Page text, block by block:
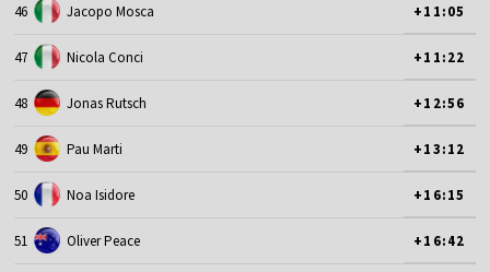
46 Jacopo Mosca +11:05
47 Nicola Conci +11:22
48 Jonas Rutsch +12:56
49 Pau Marti +13:12
50 Noa Isidore +16:15
51 Oliver Peace +16:42